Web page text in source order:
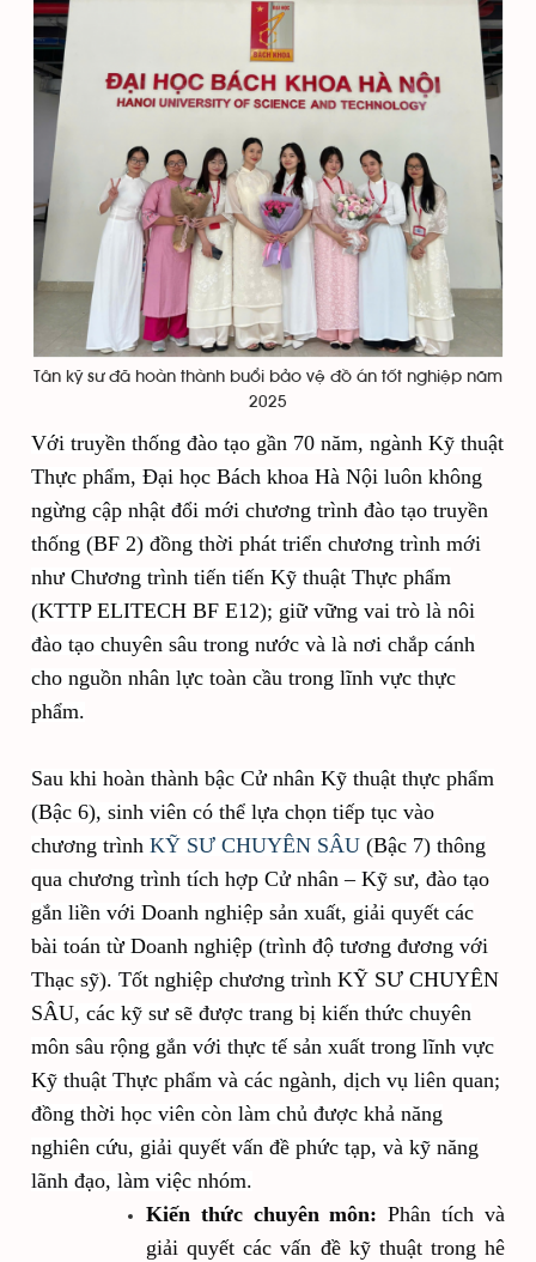
Tân kỹ sư đã hoàn thành buổi bảo vệ đồ án tốt nghiệp năm
2025
Với truyền thống đào tạo gần 70 năm, ngành Kỹ thuật
Thực phẩm, Đại học Bách khoa Hà Nội luôn không
ngừng cập nhật đổi mới chương trình đào tạo truyền
thống (BF 2) đồng thời phát triển chương trình mới
như Chương trình tiến tiến Kỹ thuật Thực phẩm
(KTTP ELITECH BF E12); giữ vững vai trò là nôi
đào tạo chuyên sâu trong nước và là nơi chắp cánh
cho nguồn nhân lực toàn cầu trong lĩnh vực thực
phẩm.
Sau khi hoàn thành bậc Cử nhân Kỹ thuật thực phẩm
(Bậc 6), sinh viên có thể lựa chọn tiếp tục vào
chương trình KỸ SƯ CHUYÊN SÂU (Bậc 7) thông
qua chương trình tích hợp Cử nhân – Kỹ sư, đào tạo
gắn liền với Doanh nghiệp sản xuất, giải quyết các
bài toán từ Doanh nghiệp (trình độ tương đương với
Thạc sỹ). Tốt nghiệp chương trình KỸ SƯ CHUYÊN
SÂU, các kỹ sư sẽ được trang bị kiến thức chuyên
môn sâu rộng gắn với thực tế sản xuất trong lĩnh vực
Kỹ thuật Thực phẩm và các ngành, dịch vụ liên quan;
đồng thời học viên còn làm chủ được khả năng
nghiên cứu, giải quyết vấn đề phức tạp, và kỹ năng
lãnh đạo, làm việc nhóm.
Kiến thức chuyên môn: Phân tích và
giải quyết các vấn đề kỹ thuật trong hê